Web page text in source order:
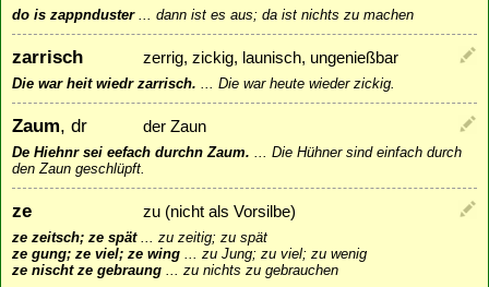
do is zappnduster... dann ist es aus; da ist nichts zu machen
zarrisch zerrig, zickig, launisch, ungenießbar
Die war heit wiedr zarrisch. ... Die war heute wieder zickig.
Zaum, dr der Zaun
De Hiehnr sei eefach durchn Zaum. ... Die Hühner sind einfach durch
den Zaun geschlüpft.
ze zu (nicht als Vorsilbe)
ze zeitsch; ze spät... zu zeitig; zu spät
ze gung; ze viel; ze wing ... zu Jung; zu viel; zu wenig
ze nischt ze gebraung ... zu nichts zu gebrauchen